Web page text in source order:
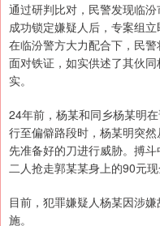
通过研判比对，民警发现临汾
成功锁定嫌疑人后，专案组
在临汾警方大力配合下，民
面对铁证，如实供述了其伙
实。
24年前，杨某和同乡杨某明
行至偏僻路段时，杨某明突
先准备好的刀进行威胁。搏
二人抢走郭某某身上的90元现
目前，犯罪嫌疑人杨某因涉
施。